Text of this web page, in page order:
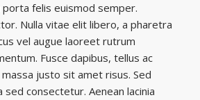
porta felis euismod semper.
Nulla vitae elit libero, a pharetra
vel augue laoreet rutrum
Fusce dapibus, tellus ac
justo sit amet risus. Sed
consectetur. Aenean lacinia